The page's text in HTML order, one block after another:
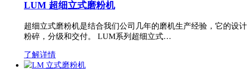
LUM 超细立式磨粉机
超细立式磨粉机是结合我们公司几年的磨机生产经验，它的设
粉碎，分级和交付。 LUM系列超细立式…
了解详情